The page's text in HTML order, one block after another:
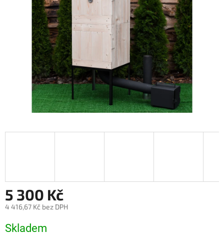
hvězdiček.
5 300 Kč
4 416,67 Kč bez DPH
cena:
Skladem